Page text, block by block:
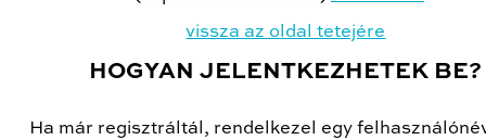
vissza az oldal tetejére
HOGYAN JELENTKEZHETEK BE?
Ha már regisztráltál, rendelkezel egy